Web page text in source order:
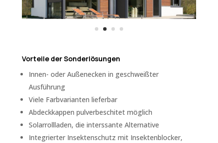
Vorteile der Sonderlösungen
Innen- oder Außenecken in geschweißter
Ausführung
Viele Farbvarianten lieferbar
Abdeckkappen pulverbeschitet möglich
Solarrollladen, die interssante Alternative
Integrierter Insektenschutz mit Insektenblocker,